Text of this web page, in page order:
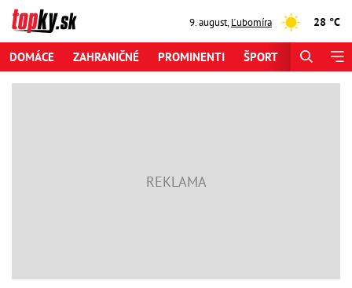
9. august,Ľubomíra 28 °C
DOMÁCE ZAHRANIČNÉ PROMINENTI ŠPORT